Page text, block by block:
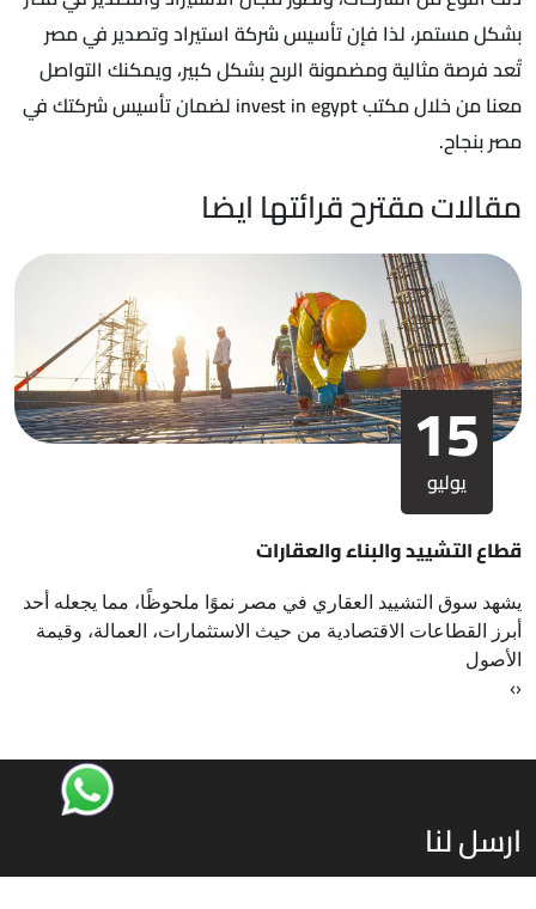
بشكل مستمر، لذا فإن تأسيس شركة استيراد وتصدير في مصر
تُعد فرصة مثالية ومضمونة الربح بشكل كبير، ويمكنك التواصل
معنا من خلال مكتب invest in egypt لضمان تأسيس شركتك في
مصر بنجاح.
مقالات مقترح قرائتها ايضا
15
يوليو
قطاع التشييد والبناء والعقارات
يشهد سوق التشييد العقاري في مصر نموًا ملحوظًا، مما يجعله أحد
أبرز القطاعات الاقتصادية من حيث الاستثمارات، العمالة، وقيمة
الأصول
‹
›
ارسل لنا